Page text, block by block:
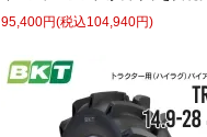
95,400円(税込104,940円)